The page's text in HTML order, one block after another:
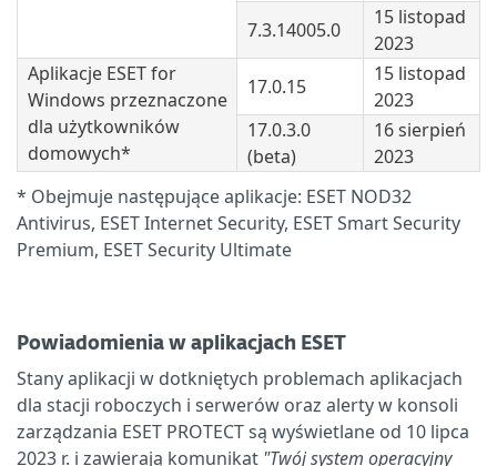
7.3.14005.0
15 listopad
2023
Aplikacje ESET for
Windows przeznaczone
dla użytkowników
domowych*
17.0.15
15 listopad
2023
17.0.3.0
(beta)
16 sierpień
2023
* Obejmuje następujące aplikacje: ESET NOD32
Antivirus, ESET Internet Security, ESET Smart Security
Premium, ESET Security Ultimate
Powiadomienia w aplikacjach ESET
Stany aplikacji w dotkniętych problemach aplikacjach
dla stacji roboczych i serwerów oraz alerty w konsoli
zarządzania ESET PROTECT są wyświetlane od 10 lipca
2023 r. i zawierają komunikat "Twój system operacyjny